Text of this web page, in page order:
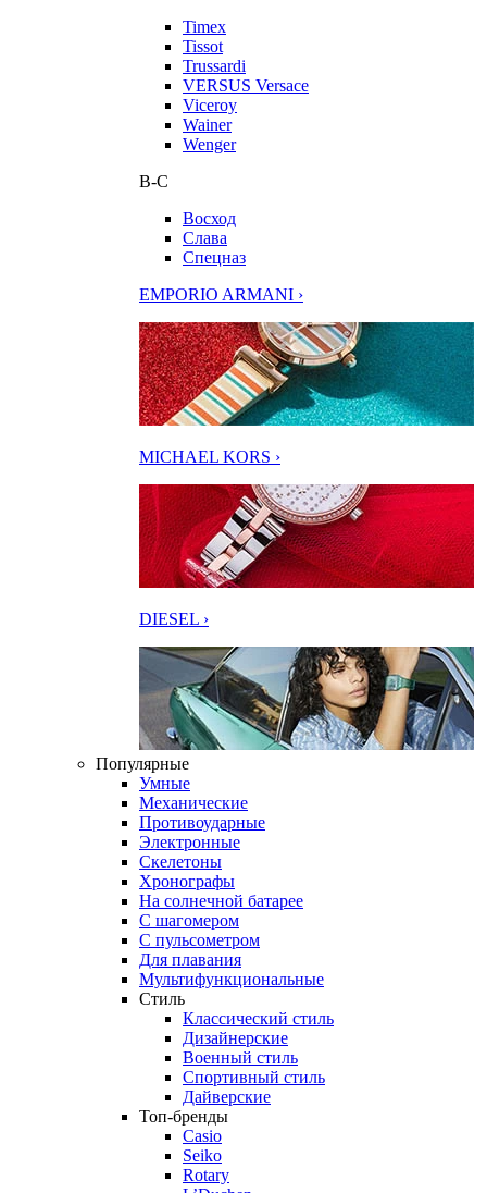
Timex
Tissot
Trussardi
VERSUS Versace
Viceroy
Wainer
Wenger
В-С
Восход
Слава
Спецназ
EMPORIO ARMANI ›
MICHAEL KORS ›
DIESEL ›
Популярные
Умные
Механические
Противоударные
Электронные
Скелетоны
Хронографы
На солнечной батарее
С шагомером
С пульсометром
Для плавания
Мультифункциональные
Стиль
Классический стиль
Дизайнерские
Военный стиль
Спортивный стиль
Дайверские
Топ-бренды
Casio
Seiko
Rotary